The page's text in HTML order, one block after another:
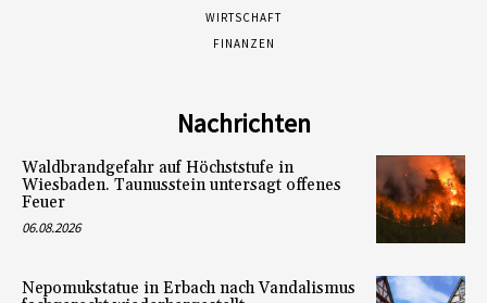
WIRTSCHAFT
FINANZEN
Nachrichten
Waldbrandgefahr auf Höchststufe in
Wiesbaden. Taunusstein untersagt offenes
Feuer
06.08.2026
Nepomukstatue in Erbach nach Vandalismus